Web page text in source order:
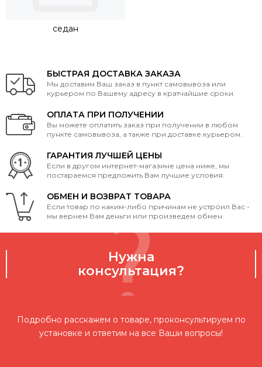
седан
БЫСТРАЯ ДОСТАВКА ЗАКАЗА
Мы доставим Ваш заказ в пункт самовывоза или
курьером по Вашему адресу в кратчайшие сроки.
ОПЛАТА ПРИ ПОЛУЧЕНИИ
Вы можете оплатить заказ при получении в любом
пункте самовывоза, а также при доставке курьером.
ГАРАНТИЯ ЛУЧШЕЙ ЦЕНЫ
Если в другом интернет-магазине цена ниже, мы
постараемся предложить Вам лучшие условия.
ОБМЕН И ВОЗВРАТ ТОВАРА
Если товар по каким-либо причинам не устроил Вас -
мы вернем Вам деньги или произведем обмен.
Нужна
консультация?
Подробно расскажем о товаре, проконсультируем по
установке и ответим на все Ваши вопросы!